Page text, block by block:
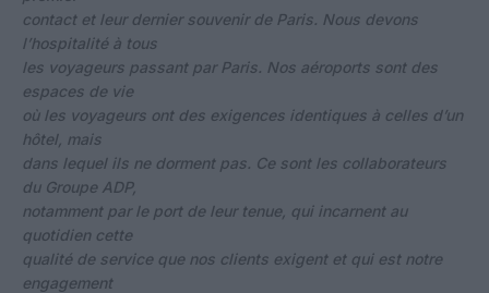
contact et leur dernier souvenir de Paris. Nous devons
l’hospitalité à tous
les voyageurs passant par Paris. Nos aéroports sont des
espaces de vie
où les voyageurs ont des exigences identiques à celles d’un
hôtel, mais
dans lequel ils ne dorment pas. Ce sont les collaborateurs
du Groupe ADP,
notamment par le port de leur tenue, qui incarnent au
quotidien cette
qualité de service que nos clients exigent et qui est notre
engagement